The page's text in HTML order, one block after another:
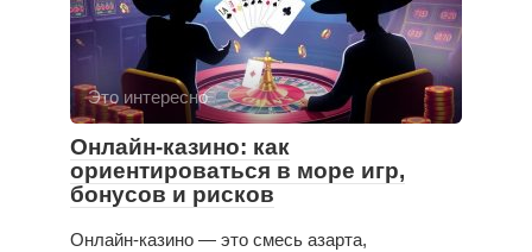
Это интересно
Онлайн-казино: как
ориентироваться в море игр,
бонусов и рисков
Онлайн-казино — это смесь азарта,